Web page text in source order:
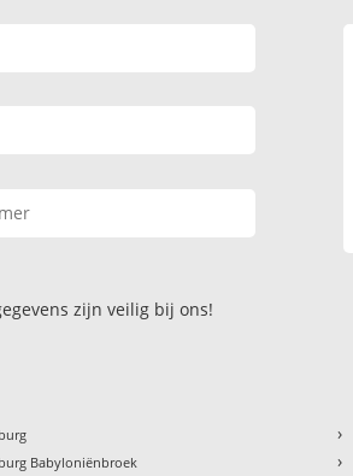
zijn veilig bij ons!
Babyloniënbroek
›
›